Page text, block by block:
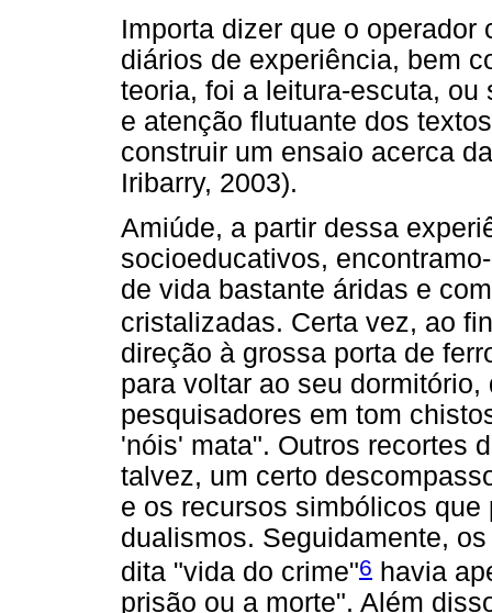
Importa dizer que o
diários de experiência, bem
teoria, foi a leitura-escuta,
e atenção flutuante dos
construir um ensaio acerca
Iribarry, 2003).
Amiúde, a partir dessa
socioeducativos,
de vida bastante áridas e
cristalizadas. Certa vez, ao
direção à grossa porta de
para voltar ao seu
pesquisadores em tom
'nóis' mata". Outros recortes
talvez, um certo
e os recursos simbólicos
dualismos. Seguidamente,
dita "vida do crime"6 havia
prisão ou a morte". Além